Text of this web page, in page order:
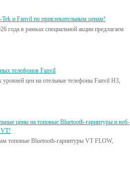
Tek и Fanvil по привлекательным ценам!
года в рамках специальной акции предлагаем
телефонов Fanvil
цен на отельные телефоны Fanvil H3,
цены на топовые Bluetooth-гарнитуры и веб-
VT!
топовые Bluetooth-гарнитуры VT FLOW,